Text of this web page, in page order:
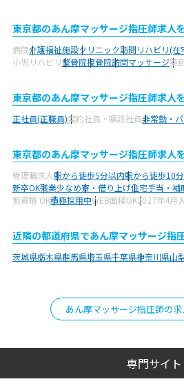
東京都のあん摩マッサージ指圧師求人
病院介護福祉施設クリニック訪問リハビリ(在
小児リハビリ整骨院接骨院訪問マッサージ薬
東京都のあん摩マッサージ指圧師求人
正社員(正職員)契約社員・嘱託社員非常勤・
東京都のあん摩マッサージ指圧師求人
管理職求人駅から徒歩5分以内駅から徒歩10
新卒OK残業少なめ寮・借り上げ住宅手当・補
無資格 OK積極採用中WEB面接OK2027年4月
近隣の都道府県であん摩マッサージ指
茨城県栃木県群馬県埼玉県千葉県神奈川県山
あん摩マッサージ指圧師の
専門サイト